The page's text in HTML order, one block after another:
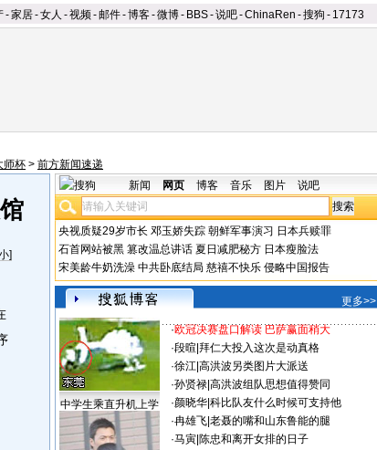
-家居-女人 -视频-邮件-博客-微博- BBS-说吧-ChinaRen -搜狗 - 17173
师杯 > 前方新闻速递
]
新闻 网页 博客 音乐 图片 说吧
央视质疑29岁市长 邓玉娇失踪 朝鲜军事演习 日本兵赎罪
石首网站被黑 篡改温总讲话 夏日减肥秘方 日本瘦脸法
宋美龄牛奶洗澡 中共卧底结局 慈禧不快乐 侵略中国报告
更多>>
中学生乘直升机上学
·欧冠决赛盘口解读 巴萨赢面稍大
·段暄 拜仁大投入这次是动真格
·徐江| 高洪波另类图片大派送
·孙贤禄| 高洪波组队思想值得赞同
·颜晓华| 科比队友什么时候可支持他
·冉雄飞| 老聂的嘴和山东鲁能的腿
·马寅| 陈忠和离开女排的日子